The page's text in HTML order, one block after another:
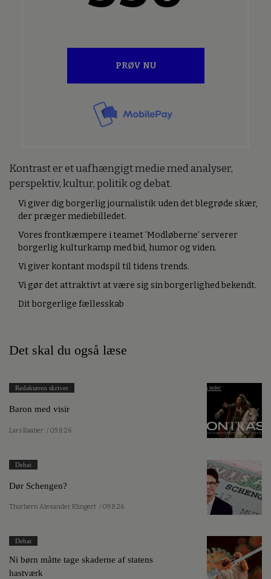
PRØV NU
Kontrast er et uafhængigt medie med analyser,
perspektiv, kultur, politik og debat.
Vi giver dig borgerlig journalistik uden det blegrøde skær,
der præger mediebilledet.
Vores frontkæmpere i teamet ’Modløberne’ serverer
borgerlig kulturkamp med bid, humor og viden.
Vi giver kontant modspil til tidens trends.
Vi gør det attraktivt at være sig sin borgerlighed bekendt.
Dit borgerlige fællesskab
Det skal du også læse
Redaktøren skriver
Baron med visir
Lars Kaaber / 09.8.26
Debat
Dør Schengen?
Thorbern Alexander Klingert / 09.8.26
Debat
Ni børn måtte tage skaderne af statens
hastværk